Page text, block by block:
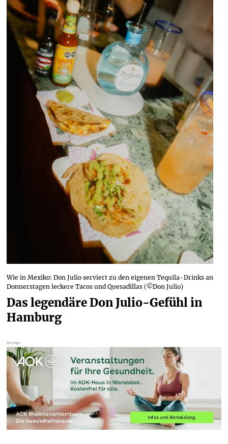
Wie in Mexiko: Don Julio serviert zu den eigenen Tequila-Drinks an
Donnerstagen leckere Tacos und Quesadillas (©Don Julio)
Das legendäre Don Julio-Gefühl in
Hamburg